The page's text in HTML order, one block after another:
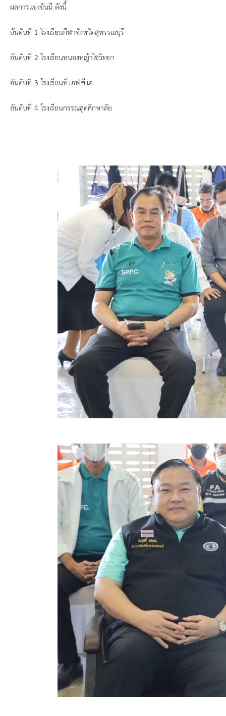
ข่าวประชาสัมพันธ์
ประกาศจัดซื้อ-จัดจ้าง
ประกาศจัดซื้อ-จัดจ้างภาครัฐ
รายงานผู้ใช้บริการกล้อง CCTV
นโยบายคุ้มครองข้อมูลส่วนบุคคล
มาตรฐานกำหนดตำแหน่ง
VDO Present
ประกาศแผนการจัดซื้อจัดจ้าง
ประกาศแผนการจัดหาพัสดุ
รายงานผลการจัดซื้อจัดจ้างประจำปีงบประมาณ
สรุปผลการดำเนินงานจัดซื้อจัดจ้างในรอบเดือน (สข
ประกาศผู้ชนะการเสนอราคา
ประกาศราคากลาง
ประกาศเชิญชวนประกวดราคา (e-bidding)
ยกเลิกประกาศเชิญชวน
ยกเลิกประกาศผู้ชนะ
เปลี่ยนแปลงประกาศผู้ชนะ
เปลี่ยนแปลงประกาศเชิญชวน
ประกาศขายทอดตลาดทรัพย์สินประจำปี
ประกาศกำหนดอายุการใช้งานของสินทรัพย์ขององ
คู่มือการปฏิบัติงานฝ่ายทะเบียนพัสดุและทรัพย์สิน
การประเมินความพึงพอใจของการดำเนินงาน อบจ.
ขั้นตอนและวิธีการชำระภาษีฯ
ผลการแข่งขันมี ดังนี้
อันดับที่ 1 โรงเรียนกีฬาจังหวัดสุพรรณบุรี
อันดับที่ 2 โรงเรียนหนองหญ้าไซวิทยา
อันดับที่ 3 โรงเรียนที.เอฟ.ซี.เอ
อันดับที่ 4 โรงเรียนกรรณสูตศึกษาลัย